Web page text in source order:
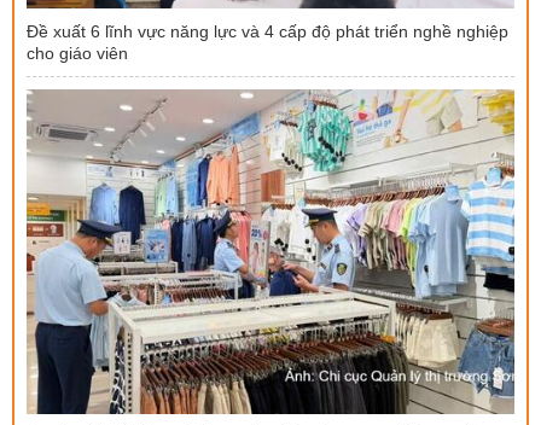
Đề xuất 6 lĩnh vực năng lực và 4 cấp độ phát triển nghề nghiệp
cho giáo viên